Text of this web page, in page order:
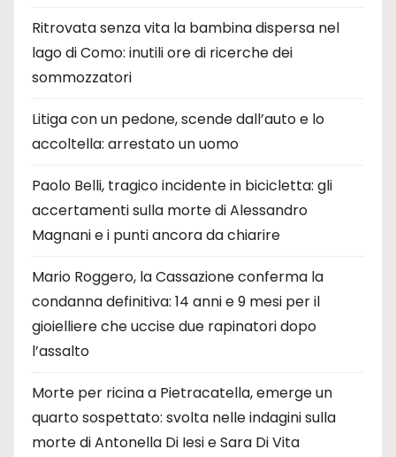
Ritrovata senza vita la bambina dispersa nel
lago di Como: inutili ore di ricerche dei
sommozzatori
Litiga con un pedone, scende dall’auto e lo
accoltella: arrestato un uomo
Paolo Belli, tragico incidente in bicicletta: gli
accertamenti sulla morte di Alessandro
Magnani e i punti ancora da chiarire
Mario Roggero, la Cassazione conferma la
condanna definitiva: 14 anni e 9 mesi per il
gioielliere che uccise due rapinatori dopo
l’assalto
Morte per ricina a Pietracatella, emerge un
quarto sospettato: svolta nelle indagini sulla
morte di Antonella Di Iesi e Sara Di Vita